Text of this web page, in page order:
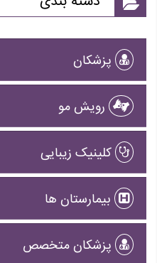
پزشکان
رویش مو
کلینیک زیبایی
بیمارستان ها
پزشکان متخصص